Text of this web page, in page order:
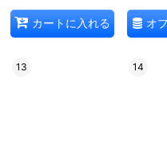
カートに入れる オ
13 14